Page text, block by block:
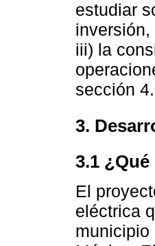
estudiar
iii) la
sección 4.
3.
3.1
El
eléctrica
municipio